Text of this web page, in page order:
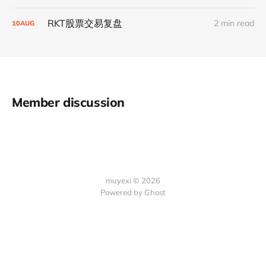
10AUG RKT股票交易复盘 2 min read
Member discussion
muyexi © 2026
Powered by Ghost